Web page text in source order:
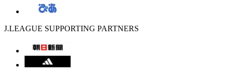
J.LEAGUE SUPPORTING PARTNERS